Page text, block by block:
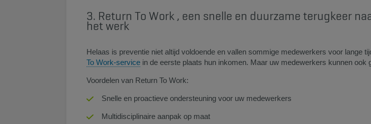
3. Return To Work , een snelle en duurzame terugkeer
het werk
Helaas is preventie niet altijd voldoende en vallen sommige medewerkers voor lange
To Work-service​ in de eerste plaats hun inkomen. Maar uw medewerkers kunnen ook
Voordelen van Return To Work:
Snelle en proactieve ondersteuning voor uw medewerkers
Multidisciplinaire aanpak op maat